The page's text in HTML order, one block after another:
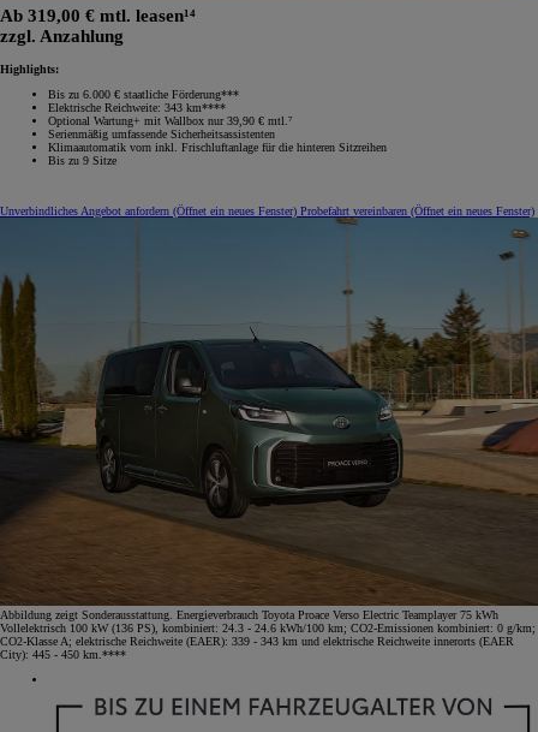
Ab 319,00 € mtl. leasen¹⁴
zzgl. Anzahlung
Highlights:
Bis zu 6.000 € staatliche Förderung***
Elektrische Reichweite: 343 km****
Optional Wartung+ mit Wallbox nur 39,90 € mtl.⁷
Serienmäßig umfassende Sicherheitsassistenten
Klimaautomatik vorn inkl. Frischluftanlage für die hinteren Sitzreihen
Bis zu 9 Sitze
Unverbindliches Angebot anfordern (Öffnet ein neues Fenster) Probefahrt vereinbaren (Öffnet ein neues Fenster)
Abbildung zeigt Sonderausstattung. Energieverbrauch Toyota Proace Verso Electric Teamplayer 75 kWh
Vollelektrisch 100 kW (136 PS), kombiniert: 24.3 - 24.6 kWh/100 km; CO2-Emissionen kombiniert: 0 g/km;
CO2-Klasse A; elektrische Reichweite (EAER): 339 - 343 km und elektrische Reichweite innerorts (EAER
City): 445 - 450 km.****